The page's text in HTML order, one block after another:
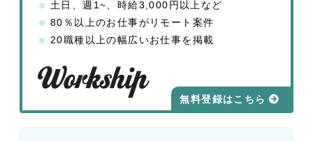
土日、週1~、時給3,000円以上など
80％以上のお仕事がリモート案件
20職種以上の幅広いお仕事を掲載
無料登録はこちら